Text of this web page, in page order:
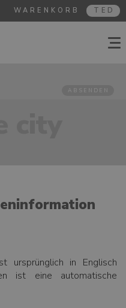
TED
WARENKORB
ABSENDEN
ursprünglich in Englisch
ist eine automatische